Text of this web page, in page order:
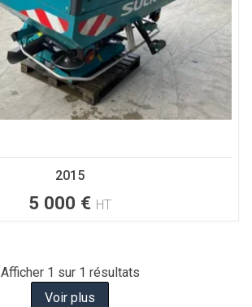
2015
5 000 € HT
Afficher 1 sur 1 résultats
Voir plus